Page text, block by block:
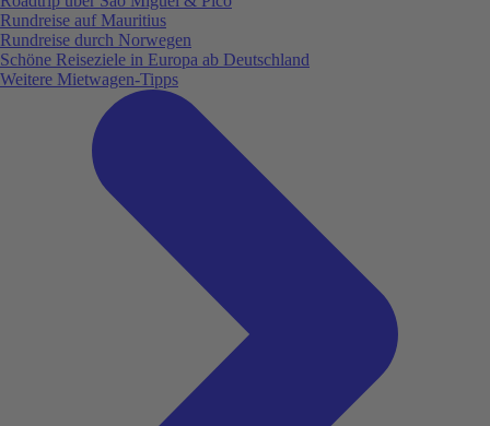
Rundreise auf Mauritius
Rundreise durch Norwegen
Schöne Reiseziele in Europa ab Deutschland
Weitere Mietwagen-Tipps